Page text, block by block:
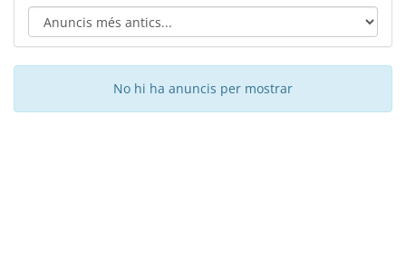
No hi ha anuncis per mostrar